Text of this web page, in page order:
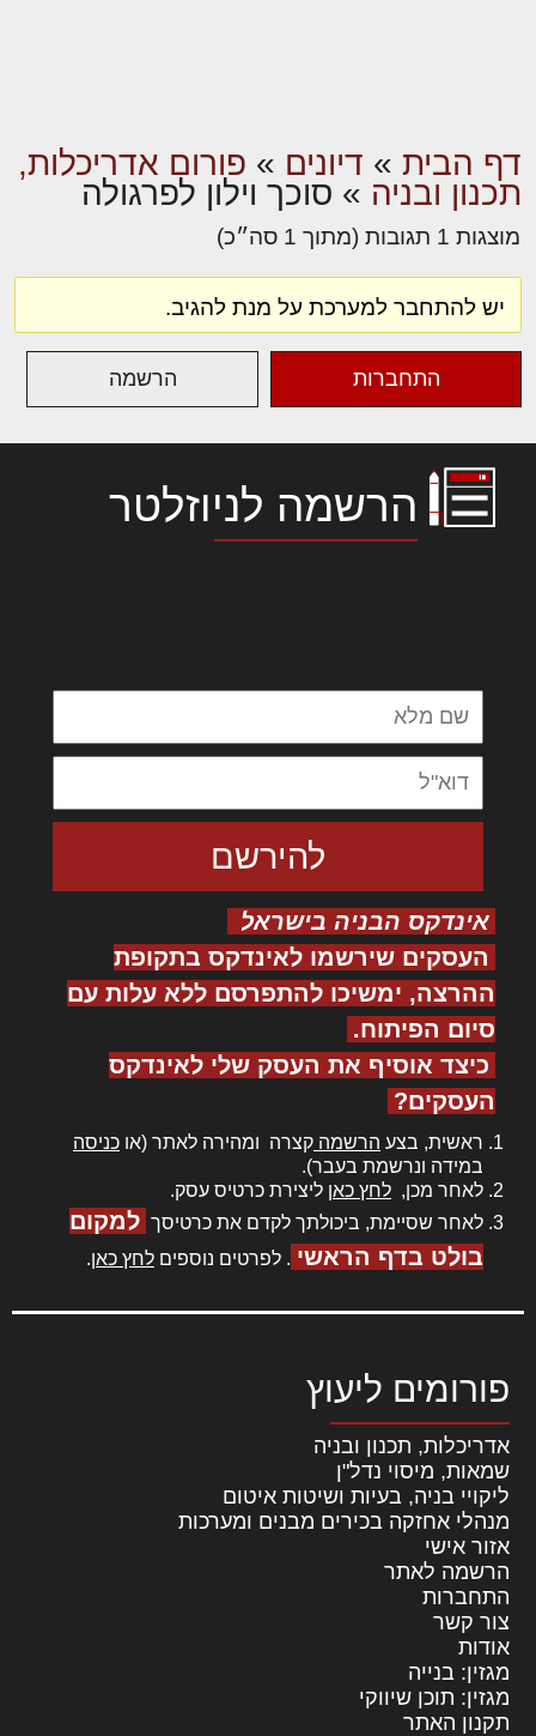
דף הבית » דיונים » פורום אדריכלות,
תכנון ובניה » סוכך וילון לפרגולה
מוצגות 1 תגובות (מתוך 1 סה״כ)
יש להתחבר למערכת על מנת להגיב.
התחברות הרשמה
הרשמה לניוזלטר
אינדקס הבניה בישראל
העסקים שירשמו לאינדקס בתקופת
ההרצה, ימשיכו להתפרסם ללא עלות עם
סיום הפיתוח.
כיצד אוסיף את העסק שלי לאינדקס
העסקים?
ראשית, בצע הרשמה קצרה ומהירה לאתר (או כניסה
במידה ונרשמת בעבר).
לאחר מכן, לחץ כאן ליצירת כרטיס עסק.
לאחר שסיימת, ביכולתך לקדם את כרטיסך למקום
בולט בדף הראשי . לפרטים נוספים לחץ כאן.
פורומים ליעוץ
אדריכלות, תכנון ובניה
שמאות, מיסוי נדל"ן
ליקויי בניה, בעיות ושיטות איטום
מנהלי אחזקה בכירים מבנים ומערכות
אזור אישי
הרשמה לאתר
התחברות
צור קשר
אודות
מגזין: בנייה
מגזין: תוכן שיווקי
תקנון האתר